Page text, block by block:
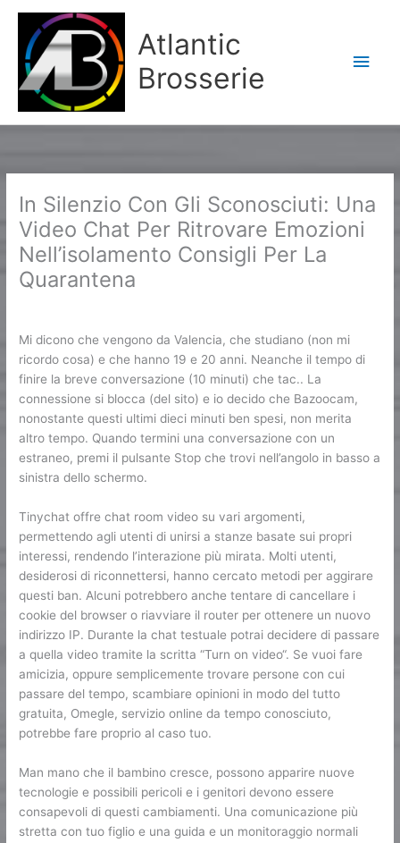
contenu
Atlantic
Brosserie
In Silenzio Con Gli Sconosciuti: Una
Video Chat Per Ritrovare Emozioni
Nell’isolamento Consigli Per La
Quarantena
Mi dicono che vengono da Valencia, che studiano (non mi
ricordo cosa) e che hanno 19 e 20 anni. Neanche il tempo di
finire la breve conversazione (10 minuti) che tac.. La
connessione si blocca (del sito) e io decido che Bazoocam,
nonostante questi ultimi dieci minuti ben spesi, non merita
altro tempo. Quando termini una conversazione con un
estraneo, premi il pulsante Stop che trovi nell’angolo in basso a
sinistra dello schermo.
Tinychat offre chat room video su vari argomenti,
permettendo agli utenti di unirsi a stanze basate sui propri
interessi, rendendo l’interazione più mirata. Molti utenti,
desiderosi di riconnettersi, hanno cercato metodi per aggirare
questi ban. Alcuni potrebbero anche tentare di cancellare i
cookie del browser o riavviare il router per ottenere un nuovo
indirizzo IP. Durante la chat testuale potrai decidere di passare
a quella video tramite la scritta “Turn on video“. Se vuoi fare
amicizia, oppure semplicemente trovare persone con cui
passare del tempo, scambiare opinioni in modo del tutto
gratuita, Omegle, servizio online da tempo conosciuto,
potrebbe fare proprio al caso tuo.
Man mano che il bambino cresce, possono apparire nuove
tecnologie e possibili pericoli e i genitori devono essere
consapevoli di questi cambiamenti. Una comunicazione più
stretta con tuo figlio e una guida e un monitoraggio normali